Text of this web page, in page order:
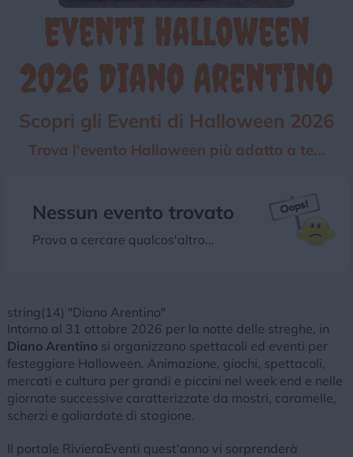
Chi siamo Privacy e Cookie Login
Eventi Halloween
2026 Diano Arentino
Scopri gli Eventi di Halloween 2026
Trova l'evento Halloween più adatto a te...
Nessun evento trovato
Prova a cercare qualcos'altro...
string(14) "Diano Arentino"
Intorno al 31 ottobre 2026 per la notte delle streghe, in
Diano Arentinosi organizzano spettacoli ed eventi per
festeggiare Halloween. Animazione, giochi, spettacoli,
mercati e cultura per grandi e piccini nel week end e nelle
giornate successive caratterizzate da mostri, caramelle,
scherzi e goliardate di stagione.
Il portale RivieraEventi quest'anno vi sorprenderà